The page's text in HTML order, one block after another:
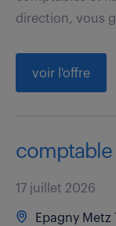
direction, vous
voir l'offre
comptable
17 juillet 2026
Epagny Metz